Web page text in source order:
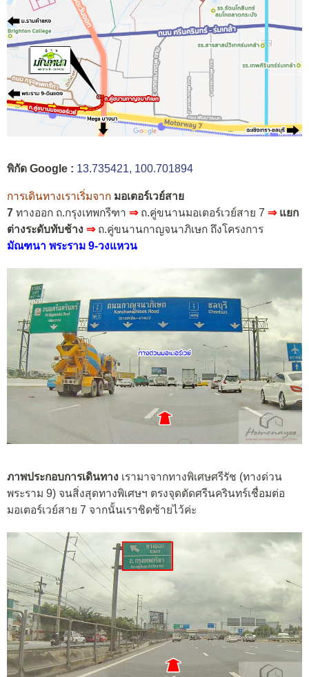
พิกัด Google : 13.735421, 100.701894
การเดินทางเราเริ่มจาก มอเตอร์เวย์สาย
7 ทางออก ถ.กรุงเทพกรีฑา ⇒ถ.คู่ขนานมอเตอร์เวย์สาย 7 ⇒แยก
ต่างระดับทับช้าง ⇒ ถ.คู่ขนานกาญจนาภิเษก ถึงโครงการ
มัณฑนา พระราม 9-วงแหวน
ภาพประกอบการเดินทาง เรามาจากทางพิเศษศรีรัช (ทางด่วน
พระราม 9) จนสิ่งสุดทางพิเศษฯ ตรงจุดตัดศรีนครินทร์เชื่อมต่อ
มอเตอร์เวย์สาย 7 จากนั้นเราชิดซ้ายไว้ค่ะ